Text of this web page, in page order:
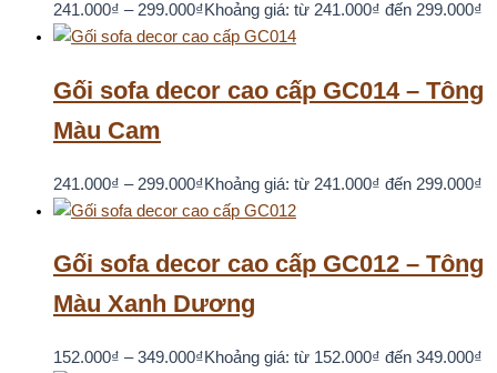
241.000₫ – 299.000₫Khoảng giá: từ 241.000₫ đến 299.000₫
Gối sofa decor cao cấp GC014 – Tông
Màu Cam
241.000₫ – 299.000₫Khoảng giá: từ 241.000₫ đến 299.000₫
Gối sofa decor cao cấp GC012 – Tông
Màu Xanh Dương
152.000₫ – 349.000₫Khoảng giá: từ 152.000₫ đến 349.000₫